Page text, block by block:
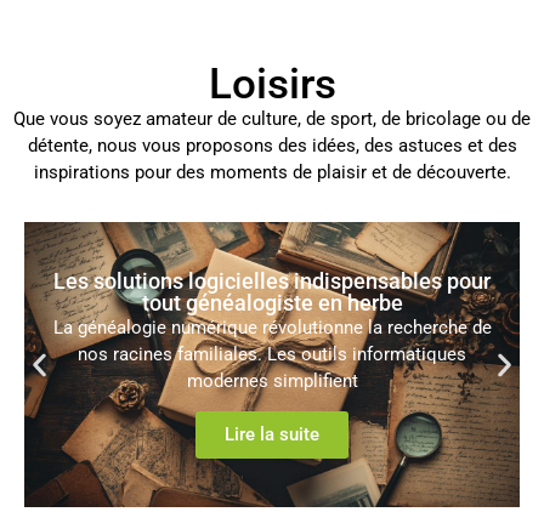
Loisirs
Que vous soyez amateur de culture, de sport, de bricolage ou de
détente, nous vous proposons des idées, des astuces et des
inspirations pour des moments de plaisir et de découverte.
Album photo : les avantages de l’imprimer en
ligne
L’impression d’albums photo en ligne révolutionne la
manière de conserver et partager nos précieux souvenirs.
Lire la suite